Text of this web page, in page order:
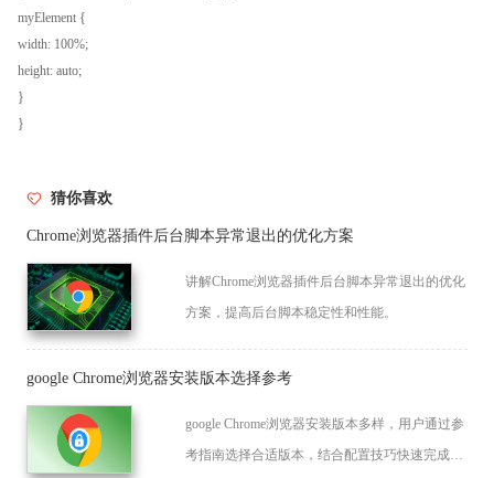
myElement {
width: 100%;
height: auto;
}
}
猜你喜欢
Chrome浏览器插件后台脚本异常退出的优化方案
讲解Chrome浏览器插件后台脚本异常退出的优化
方案，提高后台脚本稳定性和性能。
google Chrome浏览器安装版本选择参考
google Chrome浏览器安装版本多样，用户通过参
考指南选择合适版本，结合配置技巧快速完成操